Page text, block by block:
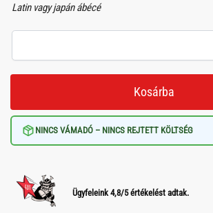
Latin vagy japán ábécé
Kosárba
NINCS VÁMADÓ – NINCS REJTETT KÖLTSÉG
Ügyfeleink 4,8/5 értékelést adtak.